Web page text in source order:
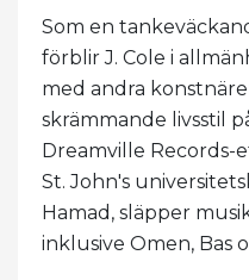
Som en
förblir J. Cole i
med andra
skrämmande livsstil
Dreamville Records-
St. John's
Hamad, släpper
inklusive Omen, Bas